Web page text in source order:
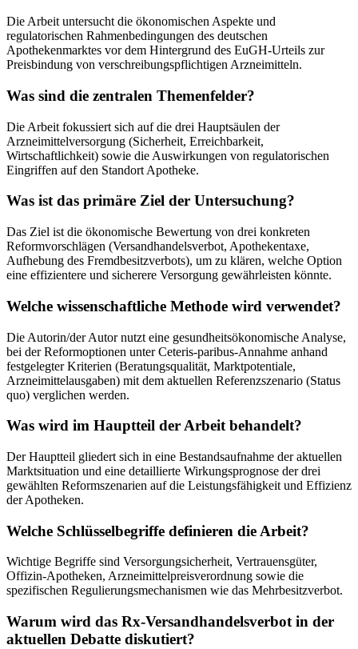
Die Arbeit untersucht die ökonomischen Aspekte und
regulatorischen Rahmenbedingungen des deutschen
Apothekenmarktes vor dem Hintergrund des EuGH-Urteils zur
Preisbindung von verschreibungspflichtigen Arzneimitteln.
Was sind die zentralen Themenfelder?
Die Arbeit fokussiert sich auf die drei Hauptsäulen der
Arzneimittelversorgung (Sicherheit, Erreichbarkeit,
Wirtschaftlichkeit) sowie die Auswirkungen von regulatorischen
Eingriffen auf den Standort Apotheke.
Was ist das primäre Ziel der Untersuchung?
Das Ziel ist die ökonomische Bewertung von drei konkreten
Reformvorschlägen (Versandhandelsverbot, Apothekentaxe,
Aufhebung des Fremdbesitzverbots), um zu klären, welche Option
eine effizientere und sicherere Versorgung gewährleisten könnte.
Welche wissenschaftliche Methode wird verwendet?
Die Autorin/der Autor nutzt eine gesundheitsökonomische Analyse,
bei der Reformoptionen unter Ceteris-paribus-Annahme anhand
festgelegter Kriterien (Beratungsqualität, Marktpotentiale,
Arzneimittelausgaben) mit dem aktuellen Referenzszenario (Status
quo) verglichen werden.
Was wird im Hauptteil der Arbeit behandelt?
Der Hauptteil gliedert sich in eine Bestandsaufnahme der aktuellen
Marktsituation und eine detaillierte Wirkungsprognose der drei
gewählten Reformszenarien auf die Leistungsfähigkeit und Effizienz
der Apotheken.
Welche Schlüsselbegriffe definieren die Arbeit?
Wichtige Begriffe sind Versorgungsicherheit, Vertrauensgüter,
Offizin-Apotheken, Arzneimittelpreisverordnung sowie die
spezifischen Regulierungsmechanismen wie das Mehrbesitzverbot.
Warum wird das Rx-Versandhandelsverbot in der
aktuellen Debatte diskutiert?